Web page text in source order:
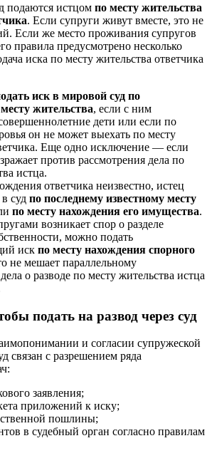
подаются истцом по месту жительства
. Если супруги живут вместе, это не
Если же место проживания супругов
правила предусмотрено несколько
иска по месту жительства ответчика
иск в мировой суд по
жительства, если с ним
дети или если по
он не может выехать по месту
Еще одно исключение — если
против рассмотрения дела по
истца.
ответчика неизвестно, истец
суд по последнему известному месту
по месту нахождения его имущества.
возникает спор о разделе
можно подать
иск по месту нахождения спорного
не мешает параллельному
о разводе по месту жительства истца
подать на развод через суд
и согласии супружеской
связан с разрешением ряда
заявления;
приложений к иску;
пошлины;
в судебный орган согласно правилам